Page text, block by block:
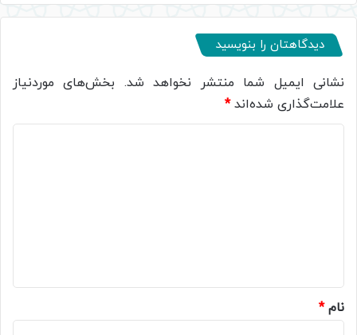
دیدگاهتان را بنویسید
نشانی ایمیل شما منتشر نخواهد شد. بخش‌های موردنیاز
علامت‌گذاری شده‌اند*
نام*